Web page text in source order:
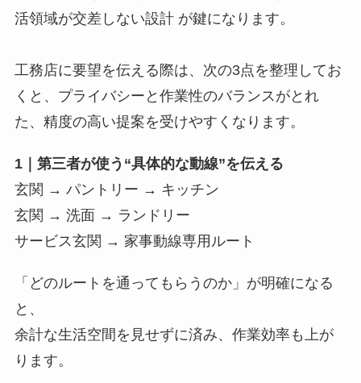
活領域が交差しない設計 が鍵になります。
工務店に要望を伝える際は、次の3点を整理してお
くと、プライバシーと作業性のバランスがとれ
た、精度の高い提案を受けやすくなります。
1｜第三者が使う“具体的な動線”を伝える
玄関 → パントリー → キッチン
玄関 → 洗面 → ランドリー
サービス玄関 → 家事動線専用ルート
「どのルートを通ってもらうのか」が明確になる
と、
余計な生活空間を見せずに済み、作業効率も上が
ります。